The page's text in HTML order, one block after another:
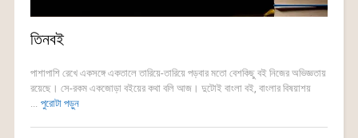
তিনবই
পাশাপাশি রেখে একসঙ্গে একতালে তারিয়ে-তারিয়ে পড়বার মতো বেশকিছু বই নিজের অভিজ্ঞতায়
রয়েছে। সে-রকম একজোড়া বইয়ের কথা বলি আজ। দুটোই বাংলা বই, বাংলার বিষয়াশয়
... পুরোটা পড়ুন